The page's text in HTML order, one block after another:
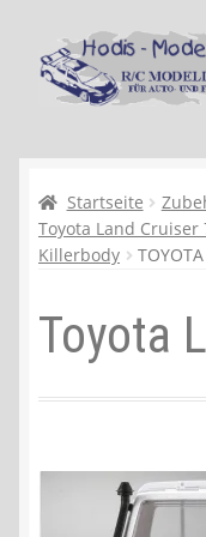
Zur
Navigation
springen
Zum
Inhalt
springen
Kasse
Mein Konto
Recycling,
Shop
Ablauf einer
Startseite
Toyota Land Cruiser
Killerbody
Toyota